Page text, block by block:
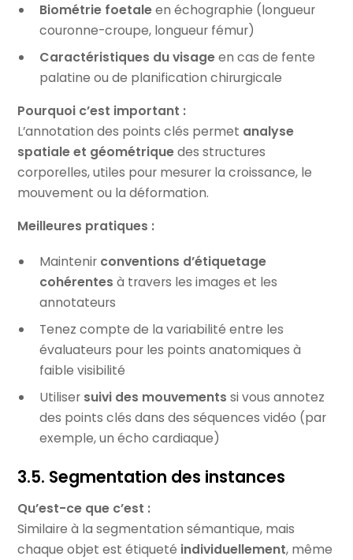
Biométrie foetaleen échographie (longueur
couronne-croupe, longueur fémur)
Caractéristiques du visageen cas de fente
palatine ou de planification chirurgicale
Pourquoi c’est important :
L’annotation des points clés permet analyse
spatiale et géométriquedes structures
corporelles, utiles pour mesurer la croissance, le
mouvement ou la déformation.
Meilleures pratiques :
Maintenir conventions d’étiquetage
cohérentes à travers les images et les
annotateurs
Tenez compte de la variabilité entre les
évaluateurs pour les points anatomiques à
faible visibilité
Utiliser suivi des mouvements si vous annotez
des points clés dans des séquences vidéo (par
exemple, un écho cardiaque)
3.5. Segmentation des instances
Qu’est-ce que c’est :
Similaire à la segmentation sémantique, mais
chaque objet est étiqueté individuellement, même